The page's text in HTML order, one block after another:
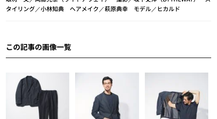
タイリング／小林知典 ヘアメイク／萩原典幸 モデル／ヒカルド
この記事の画像一覧